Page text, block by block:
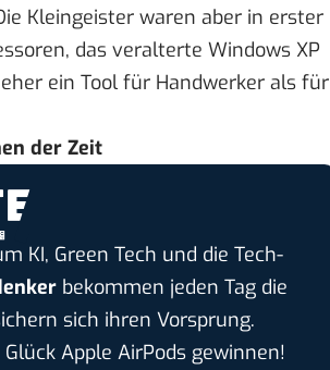
Kleingeister waren aber in erster
das veralterte Windows XP
ein Tool für Handwerker als für
der Zeit
KI, Green Tech und die Tech-
bekommen jeden Tag die
sich ihren Vorsprung.
Apple AirPods gewinnen!